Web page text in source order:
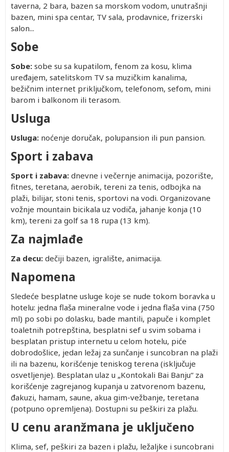
taverna, 2 bara, bazen sa morskom vodom, unutrašnji
bazen, mini spa centar, TV sala, prodavnice, frizerski
salon...
Sobe
Sobe: sobe su sa kupatilom, fenom za kosu, klima
uređajem, satelitskom TV sa muzičkim kanalima,
bežičnim internet priključkom, telefonom, sefom, mini
barom i balkonom ili terasom.
Usluga
Usluga: noćenje doručak, polupansion ili pun pansion.
Sport i zabava
Sport i zabava: dnevne i večernje animacija, pozorište,
fitnes, teretana, aerobik, tereni za tenis, odbojka na
plaži, bilijar, stoni tenis, sportovi na vodi. Organizovane
vožnje mountain bicikala uz vodiča, jahanje konja (10
km), tereni za golf sa 18 rupa (13 km).
Za najmlađe
Za decu: dečiji bazen, igralište, animacija.
Napomena
Sledeće besplatne usluge koje se nude tokom boravka u
hotelu: jedna flaša mineralne vode i jedna flaša vina (750
ml) po sobi po dolasku, bade mantili, papuče i komplet
toaletnih potrepština, besplatni sef u svim sobama i
besplatan pristup internetu u celom hotelu, piće
dobrodošlice, jedan ležaj za sunčanje i suncobran na plaži
ili na bazenu, korišćenje teniskog terena (isključuje
osvetljenje). Besplatan ulaz u „Kontokali Bai Banju“ za
korišćenje zagrejanog kupanja u zatvorenom bazenu,
đakuzi, hamam, saune, akua gim-vežbanje, teretana
(potpuno opremljena). Dostupni su peškiri za plažu.
U cenu aranžmana je uključeno
Klima, sef, peškiri za bazen i plažu, ležaljke i suncobrani